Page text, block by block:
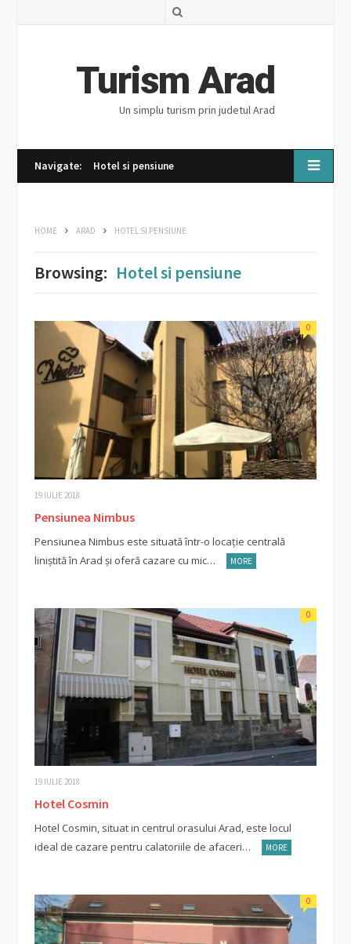
c
Turism Arad
Un simplu turism prin judetul Arad
Navigate: Hotel si pensiune
HOME ARAD HOTEL SI PENSIUNE
Browsing: Hotel si pensiune
19 IULIE 2018
0
Pensiunea Nimbus
Pensiunea Nimbus este situată într-o locație centrală
liniștită în Arad şi oferă cazare cu mic…
MORE
19 IULIE 2018
0
Hotel Cosmin
Hotel Cosmin, situat in centrul orasului Arad, este locul
ideal de cazare pentru calatoriile de afaceri…
MORE
0